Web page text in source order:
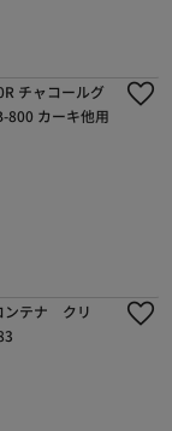
チャコールグ
800 カーキ他用
ンテナ クリ